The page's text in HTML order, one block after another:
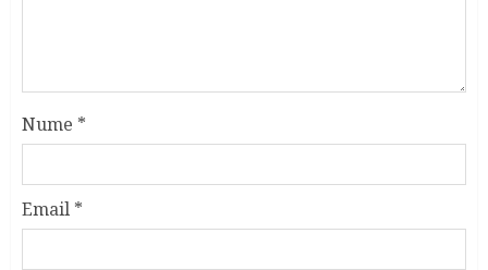
Nume *
Email *